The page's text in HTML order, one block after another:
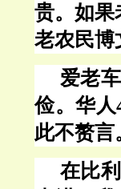
贵。如果
老农民博
爱老
俭。华人
此不赘
在比